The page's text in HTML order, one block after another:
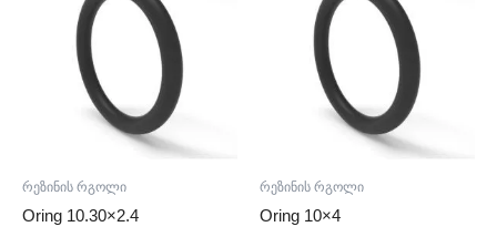
რეზინის რგოლი
Oring 10.30×2.4
რეზინის რგოლი
Oring 10×4